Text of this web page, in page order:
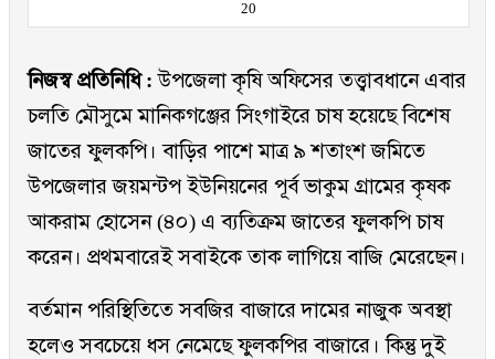
20
নিজস্ব প্রতিনিধি : উপজেলা কৃষি অফিসের তত্ত্বাবধানে এবার
চলতি মৌসুমে মানিকগঞ্জের সিংগাইরে চাষ হয়েছে বিশেষ
জাতের ফুলকপি। বাড়ির পাশে মাত্র ৯ শতাংশ জমিতে
উপজেলার জয়মন্টপ ইউনিয়নের পূর্ব ভাকুম গ্রামের কৃষক
আকরাম হোসেন (৪০) এ ব্যতিক্রম জাতের ফুলকপি চাষ
করেন। প্রথমবারেই সবাইকে তাক লাগিয়ে বাজি মেরেছেন।
বর্তমান পরিস্থিতিতে সবজির বাজারে দামের নাজুক অবস্থা
হলেও সবচেয়ে ধস নেমেছে ফুলকপির বাজারে। কিন্তু দুই